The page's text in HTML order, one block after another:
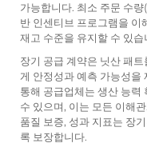
가능합니다. 최소 주문 수
반 인센티브 프로그램을 이
재고 수준을 유지할 수 있습
장기 공급 계약은 닛산 패
게 안정성과 예측 가능성을
통해 공급업체는 생산 능력
수 있으며, 이는 모든 이해
품질 보증, 성과 지표는 장
록 보장합니다.